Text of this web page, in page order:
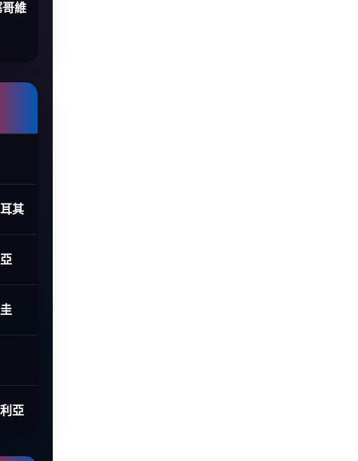
哥維
其
亞